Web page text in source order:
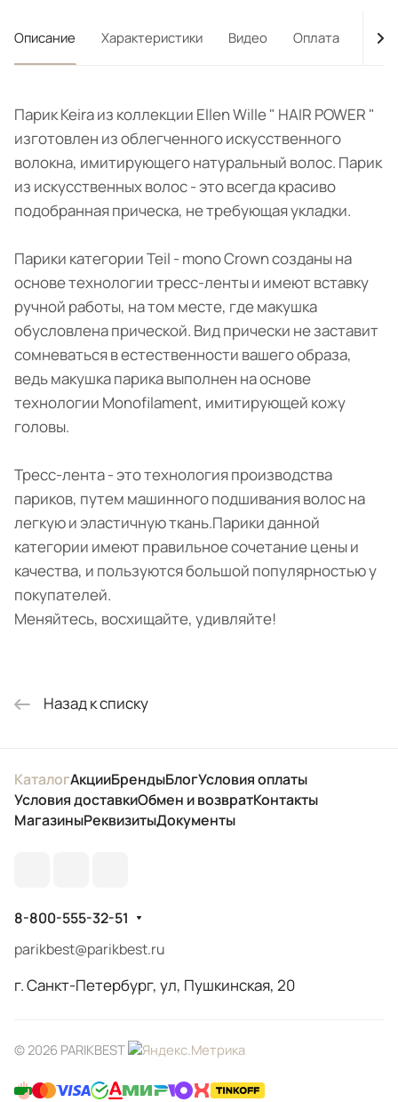
Описание Характеристики Видео Оплата
Парик Keira из коллекции Ellen Wille " HAIR POWER "
изготовлен из облегченного искусственного
волокна, имитирующего натуральный волос. Парик
из искусственных волос - это всегда красиво
подобранная прическа, не требующая укладки.
Парики категории Teil - mono Crown созданы на
основе технологии тресс-ленты и имеют вставку
ручной работы, на том месте, где макушка
обусловлена прической. Вид прически не заставит
сомневаться в естественности вашего образа,
ведь макушка парика выполнен на основе
технологии Monofilament, имитирующей кожу
головы.
Тресс-лента - это технология производства
париков, путем машинного подшивания волос на
легкую и эластичную ткань.Парики данной
категории имеют правильное сочетание цены и
качества, и пользуются большой популярностью у
покупателей.
Меняйтесь, восхищайте, удивляйте!
Назад к списку
КаталогАкцииБрендыБлогУсловия оплаты
Условия доставкиОбмен и возвратКонтакты
МагазиныРеквизитыДокументы
8-800-555-32-51
parikbest@parikbest.ru
г. Санкт-Петербург, ул, Пушкинская, 20
© 2026 PARIKBEST